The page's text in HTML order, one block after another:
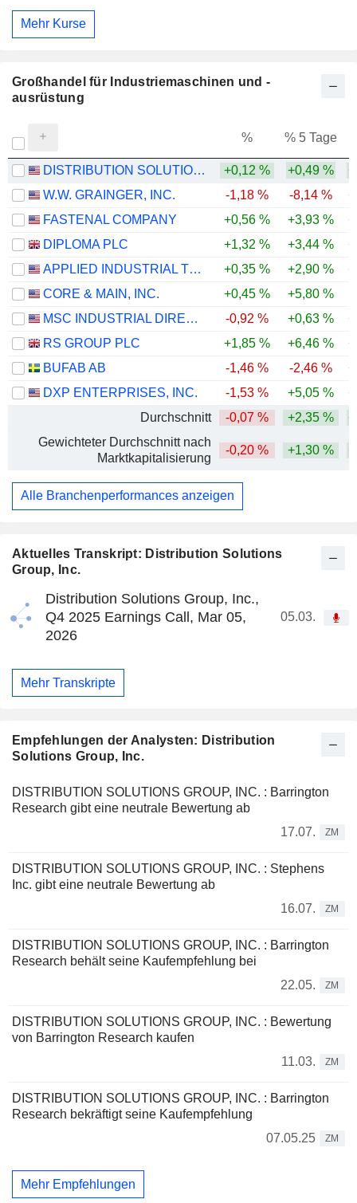
Aktuelles Transkript: Distribution Solutions
Group, Inc.
Distribution Solutions Group, Inc.,
Q4 2025 Earnings Call, Mar 05,
2026
05.03.
Mehr Transkripte
Empfehlungen der Analysten: Distribution
Solutions Group, Inc.
DISTRIBUTION SOLUTIONS GROUP, INC. : Barrington
Research gibt eine neutrale Bewertung ab
17.07.
ZM
DISTRIBUTION SOLUTIONS GROUP, INC. : Stephens
Inc. gibt eine neutrale Bewertung ab
16.07.
ZM
DISTRIBUTION SOLUTIONS GROUP, INC. : Barrington
Research behält seine Kaufempfehlung bei
22.05.
ZM
DISTRIBUTION SOLUTIONS GROUP, INC. : Bewertung
von Barrington Research kaufen
11.03.
ZM
DISTRIBUTION SOLUTIONS GROUP, INC. : Barrington
Research bekräftigt seine Kaufempfehlung
07.05.25
ZM
Mehr Empfehlungen
Mehr Kurse
Großhandel für Industriemaschinen und -
ausrüstung
% % 5 Tage
DISTRIBUTION SOLUTIONS GROUP, INC. +0,12 % +0,49 %
W.W. GRAINGER, INC.
-1,18 % -8,14 %
FASTENAL COMPANY
+0,56 % +3,93 %
DIPLOMA PLC
+1,32 % +3,44 %
APPLIED INDUSTRIAL TECHNOLOGIES, INC.
+0,35 % +2,90 %
CORE & MAIN, INC.
+0,45 % +5,80 %
MSC INDUSTRIAL DIRECT CO., INC.
-0,92 % +0,63 %
RS GROUP PLC
+1,85 % +6,46 %
BUFAB AB
-1,46 % -2,46 %
DXP ENTERPRISES, INC.
-1,53 % +5,05 %
Durchschnitt
-0,07 % +2,35 %
Gewichteter Durchschnitt nach
Marktkapitalisierung
-0,20 % +1,30 %
Alle Branchenperformances anzeigen